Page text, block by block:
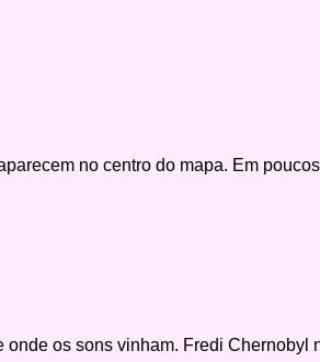
no centro do mapa. Em
os sons vinham. Fredi Chernobyl